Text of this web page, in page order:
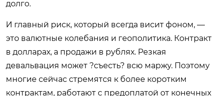
долго.
И главный риск, который всегда висит фоном, —
это валютные колебания и геополитика. Контракт
в долларах, а продажи в рублях. Резкая
девальвация может ?съесть? всю маржу. Поэтому
многие сейчас стремятся к более коротким
контрактам, работают с предоплатой от конечных